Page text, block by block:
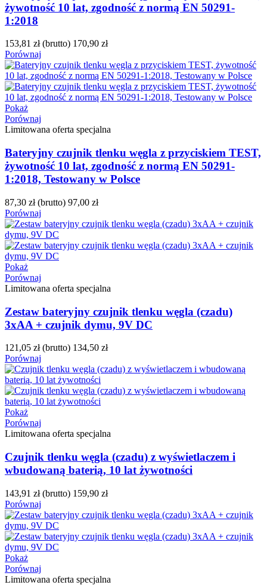
żywotność 10 lat, zgodność z normą EN 50291-
1:2018
153,81 zł (brutto) 170,90 zł
Porównaj
Pokaż
Porównaj
Limitowana oferta specjalna
Bateryjny czujnik tlenku węgla z przyciskiem TEST,
żywotność 10 lat, zgodność z normą EN 50291-
1:2018, Testowany w Polsce
87,30 zł (brutto) 97,00 zł
Porównaj
Pokaż
Porównaj
Limitowana oferta specjalna
Zestaw bateryjny czujnik tlenku węgla (czadu)
3xAA + czujnik dymu, 9V DC
121,05 zł (brutto) 134,50 zł
Porównaj
Pokaż
Porównaj
Limitowana oferta specjalna
Czujnik tlenku węgla (czadu) z wyświetlaczem i
wbudowaną baterią, 10 lat żywotności
143,91 zł (brutto) 159,90 zł
Porównaj
Pokaż
Porównaj
Limitowana oferta specjalna